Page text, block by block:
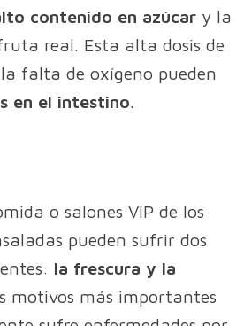
contenido en azúcar y la
real. Esta alta dosis de
falta de oxígeno pueden
en el intestino.
o salones VIP de los
pueden sufrir dos
la frescura y la
motivos más importantes